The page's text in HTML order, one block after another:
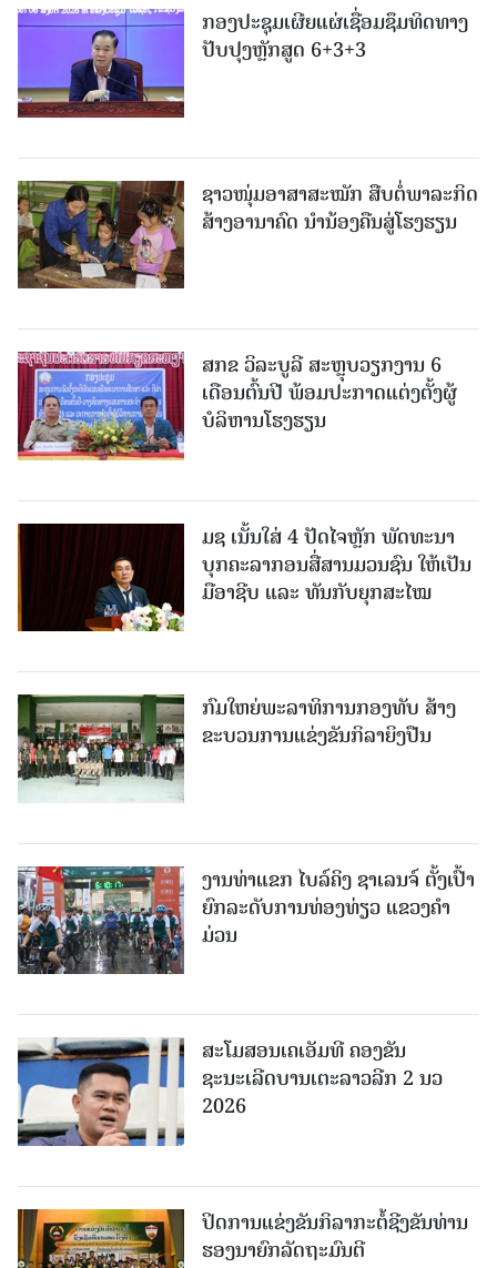
ກອງປະຊຸມເຜີຍແຜ່ເຊື່ອມຊຶມທິດທາງ
ປັບປຸງຫຼັກສູດ 6+3+3
ຊາວໜຸ່ມອາສາສະໝັກ ສືບຕໍ່ພາລະກິດ
ສ້າງອານາຄົດ ນໍານ້ອງຄືນສູ່ໂຮງຮຽນ
ສກຂ ວິລະບູລີ ສະຫຼຸບວຽກງານ 6
ເດືອນຕົ້ນປີ ພ້ອມປະກາດແຕ່ງຕັ້ງຜູ້
ບໍລິຫານໂຮງຮຽນ
ມຊ ເນັ້ນໃສ່ 4 ປັດໄຈຫຼັກ ພັດທະນາ
ບຸກຄະລາກອນສື່ສານມວນຊົນ ໃຫ້ເປັນ
ມືອາຊີບ ແລະ ທັນກັບຍຸກສະໄໝ
ກົມໃຫຍ່ພະລາທິການກອງທັບ ສ້າງ
ຂະບວນການແຂ່ງຂັນກິລາຍິງປືນ
ງານທ່າແຂກ ໄບລ໌ຄິງ ຊາເລນຈ໌ ຕັ້ງເປົ້າ
ຍົກລະດັບການທ່ອງທ່ຽວ ແຂວງຄໍາ
ມ່ວນ
ສະໂມສອນເຄເອັມທີ ຄອງຂັນ
ຊະນະເລີດບານເຕະລາວລີກ 2 ນວ
2026
ປິດການແຂ່ງຂັນກິລາກະຕໍ້ຊີງຂັນທ່ານ
ຮອງນາຍົກລັດຖະມົນຕີ